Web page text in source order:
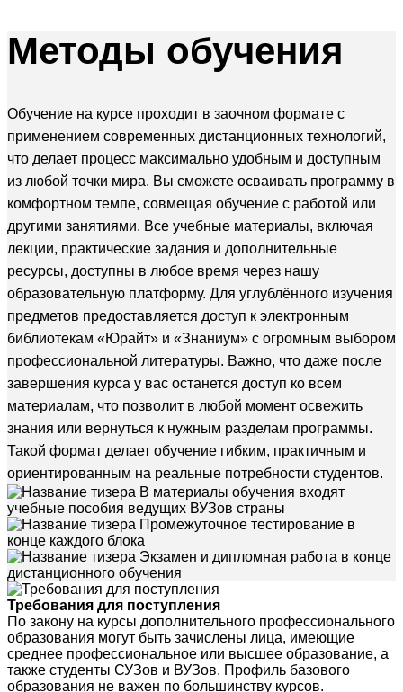
Методы обучения
Обучение на курсе проходит в заочном формате с
применением современных дистанционных технологий,
что делает процесс максимально удобным и доступным
из любой точки мира. Вы сможете осваивать программу в
комфортном темпе, совмещая обучение с работой или
другими занятиями. Все учебные материалы, включая
лекции, практические задания и дополнительные
ресурсы, доступны в любое время через нашу
образовательную платформу. Для углублённого изучения
предметов предоставляется доступ к электронным
библиотекам «Юрайт» и «Знаниум» с огромным выбором
профессиональной литературы. Важно, что даже после
завершения курса у вас останется доступ ко всем
материалам, что позволит в любой момент освежить
знания или вернуться к нужным разделам программы.
Такой формат делает обучение гибким, практичным и
ориентированным на реальные потребности студентов.
В материалы обучения входят
учебные пособия ведущих ВУЗов страны
Промежуточное тестирование в
конце каждого блока
Экзамен и дипломная работа в конце
дистанционного обучения
Требования для поступления
По закону на курсы дополнительного профессионального
образования могут быть зачислены лица, имеющие
среднее профессиональное или высшее образование, а
также студенты СУЗов и ВУЗов. Профиль базового
образования не важен по большинству курсов.